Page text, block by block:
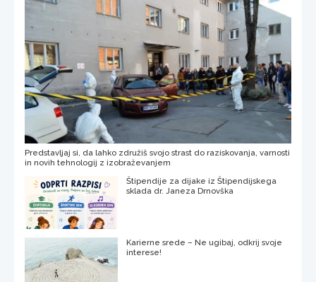
Predstavljaj si, da lahko združiš svojo strast do raziskovanja, varnosti
in novih tehnologij z izobraževanjem
Štipendije za dijake iz Štipendijskega
sklada dr. Janeza Drnovška
Karierne srede – Ne ugibaj, odkrij svoje
interese!